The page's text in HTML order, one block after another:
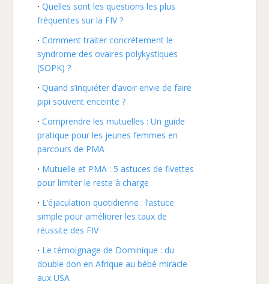
Quelles sont les questions les plus
fréquentes sur la FIV ?
Comment traiter concrètement le
syndrome des ovaires polykystiques
(SOPK) ?
Quand s’inquiéter d’avoir envie de faire
pipi souvent enceinte ?
Comprendre les mutuelles : Un guide
pratique pour les jeunes femmes en
parcours de PMA
Mutuelle et PMA : 5 astuces de fivettes
pour limiter le reste à charge
L’éjaculation quotidienne : l’astuce
simple pour améliorer les taux de
réussite des FIV
Le témoignage de Dominique : du
double don en Afrique au bébé miracle
aux USA